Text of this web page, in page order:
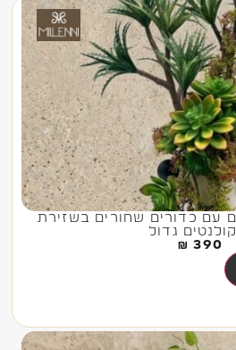
עם כדורים שחורים בשזירת
גדול
390
₪